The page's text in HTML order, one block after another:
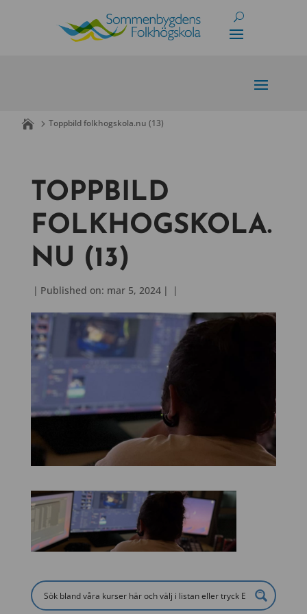
Toppbild folkhogskola.nu (13)
TOPPBILD
FOLKHOGSKOLA.
NU (13)
| Published on: mar 5, 2024 | |